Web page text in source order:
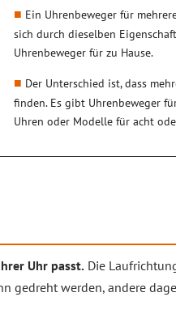
Ein Uhrenbeweger für
sich durch dieselben
Uhrenbeweger für zu Hause.
Der Unterschied ist, dass
finden. Es gibt Uhrenbeweger
Uhren oder Modelle für acht
Uhr passt. Die
gedreht werden, andere